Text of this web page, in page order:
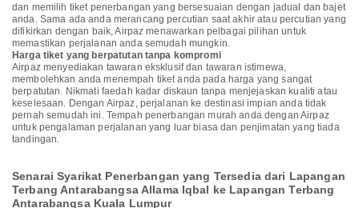
dan memilih tiket penerbangan yang bersesuaian dengan jadual dan bajet
anda. Sama ada anda merancang percutian saat akhir atau percutian yang
difikirkan dengan baik, Airpaz menawarkan pelbagai pilihan untuk
memastikan perjalanan anda semudah mungkin.
Harga tiket yang berpatutan tanpa kompromi
Airpaz menyediakan tawaran eksklusif dan tawaran istimewa,
membolehkan anda menempah tiket anda pada harga yang sangat
berpatutan. Nikmati faedah kadar diskaun tanpa menjejaskan kualiti atau
keselesaan. Dengan Airpaz, perjalanan ke destinasi impian anda tidak
pernah semudah ini. Tempah penerbangan murah anda dengan Airpaz
untuk pengalaman perjalanan yang luar biasa dan penjimatan yang tiada
tandingan.
Senarai Syarikat Penerbangan yang Tersedia dari Lapangan
Terbang Antarabangsa Allama Iqbal ke Lapangan Terbang
Antarabangsa Kuala Lumpur